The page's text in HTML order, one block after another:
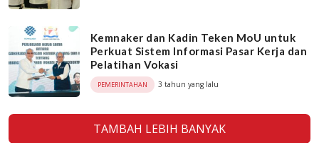
Kemnaker dan Kadin Teken MoU untuk
Perkuat Sistem Informasi Pasar Kerja dan
Pelatihan Vokasi
PEMERINTAHAN 3 tahun yang lalu
TAMBAH LEBIH BANYAK